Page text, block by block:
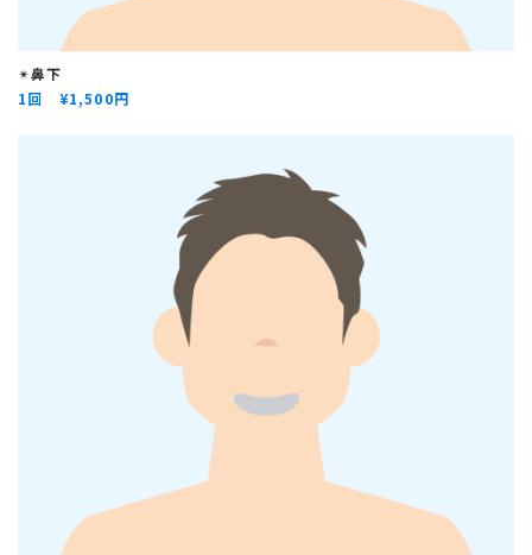
✴︎鼻下
1回 ¥1,500円